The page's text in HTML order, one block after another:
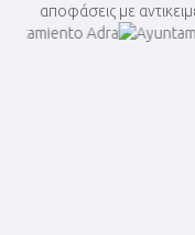
αποφάσεις με